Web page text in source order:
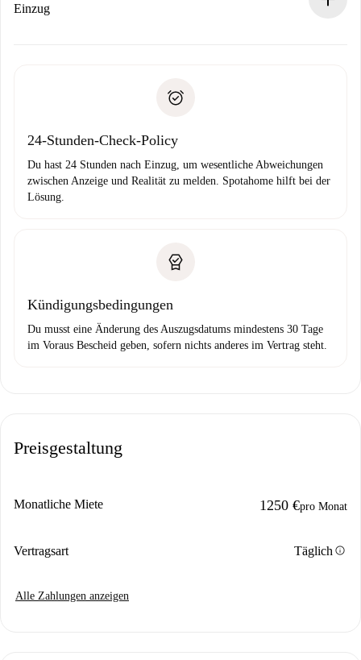
Wenn der Vermieter ablehnen muss, entstehen keine
Einzug
24-Stunden-Check-Policy
Du hast 24 Stunden nach Einzug, um wesentliche Abweichungen
zwischen Anzeige und Realität zu melden. Spotahome hilft bei der
Lösung.
Kündigungsbedingungen
Du musst eine Änderung des Auszugsdatums mindestens 30 Tage
im Voraus Bescheid geben, sofern nichts anderes im Vertrag steht.
Preisgestaltung
Monatliche Miete 1250 €pro Monat
Vertragsart Täglichinfo
Alle Zahlungen anzeigen